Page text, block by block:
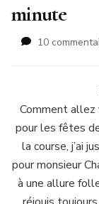
minute
10
Comment allez
pour les fêtes
la course, j’ai
pour monsieur
à une allure